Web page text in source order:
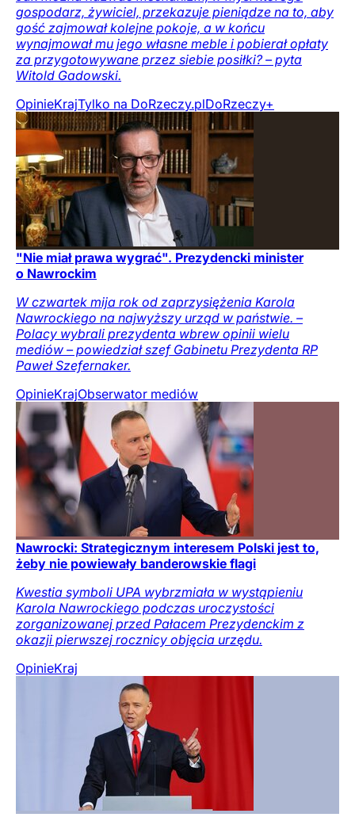
gospodarz, żywiciel, przekazuje pieniądze na to, aby
gość zajmował kolejne pokoje, a w końcu
wynajmował mu jego własne meble i pobierał opłaty
za przygotowywane przez siebie posiłki? – pyta
Witold Gadowski.
OpinieKrajTylko na DoRzeczy.plDoRzeczy+
"Nie miał prawa wygrać". Prezydencki minister
o Nawrockim
W czwartek mija rok od zaprzysiężenia Karola
Nawrockiego na najwyższy urząd w państwie. –
Polacy wybrali prezydenta wbrew opinii wielu
mediów – powiedział szef Gabinetu Prezydenta RP
Paweł Szefernaker.
OpinieKrajObserwator mediów
Nawrocki: Strategicznym interesem Polski jest to,
żeby nie powiewały banderowskie flagi
Kwestia symboli UPA wybrzmiała w wystąpieniu
Karola Nawrockiego podczas uroczystości
zorganizowanej przed Pałacem Prezydenckim z
okazji pierwszej rocznicy objęcia urzędu.
OpinieKraj